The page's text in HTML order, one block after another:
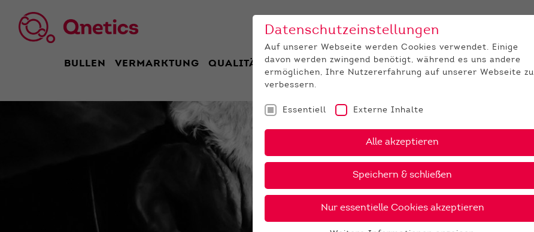
BULLEN VERMARKTUNG QUALITÄT JUNGZÜCHTER
Datenschutzeinstellungen
Auf unserer Webseite werden Cookies verwendet. Einige
davon werden zwingend benötigt, während es uns andere
ermöglichen, Ihre Nutzererfahrung auf unserer Webseite zu
verbessern.
Essentiell Externe Inhalte
Alle akzeptieren
Speichern & schließen
Nur essentielle Cookies akzeptieren